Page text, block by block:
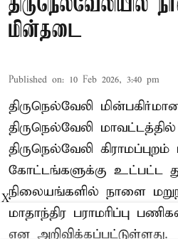
திருநெல்வேலியில்
மின்தடை
Published on: 10 Feb 2026, 3:40 pm
திருநெல்வேலி
திருநெல்வேலி
திருநெல்வேலி
கோட்டங்களுக்கு உட்பட்ட
நிலையங்களில் நாளை
மாதாந்திர பராமரிப்பு
என அறிவிக்கப்பட்டுள்ளது.
X